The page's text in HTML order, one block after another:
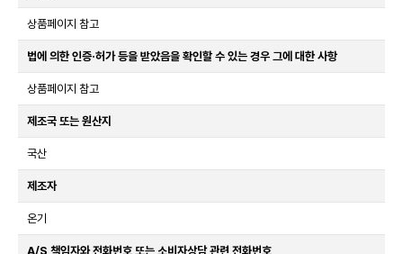
상품페이지 참고
법에 의한 인증·허가 등을 받았음을 확인할 수 있는 경우 그에 대한 사항
상품페이지 참고
제조국 또는 원산지
국산
제조자
온기
A/S 책임자와 전화번호 또는 소비자상담 관련 전화번호